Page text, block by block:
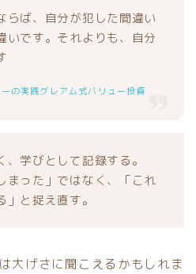
らば、自分が犯した間違い
いです。それよりも、自分
の実践グレアム式バリュー投資
学びとして記録する。
まった」ではなく、「これ
と捉え直す。
大げさに聞こえるかもしれま